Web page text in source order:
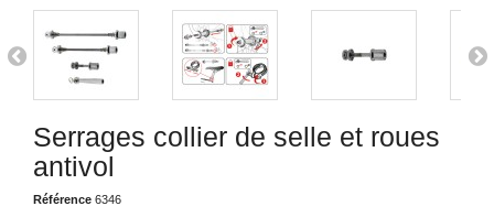
Serrages collier de selle et roues
antivol
Référence 6346